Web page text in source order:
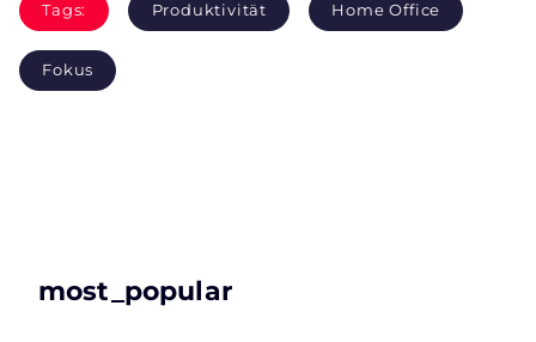
Tags: Produktivität Home Office
Fokus
most_popular